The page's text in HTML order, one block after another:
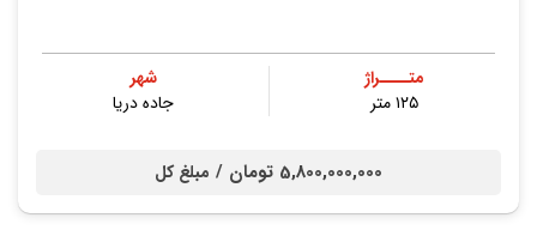
متــــراژ
۱۲۵ متر
شهر
جاده دریا
5,800,000,000 تومان / مبلغ کل